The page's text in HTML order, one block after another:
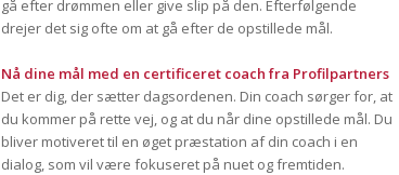
gå efter drømmen eller give slip på den. Efterfølgende
drejer det sig ofte om at gå efter de opstillede mål.
Nå dine mål med en certificeret coach fra Profilpartners
Det er dig, der sætter dagsordenen. Din coach sørger for, at
du kommer på rette vej, og at du når dine opstillede mål. Du
bliver motiveret til en øget præstation af din coach i en
dialog, som vil være fokuseret på nuet og fremtiden.